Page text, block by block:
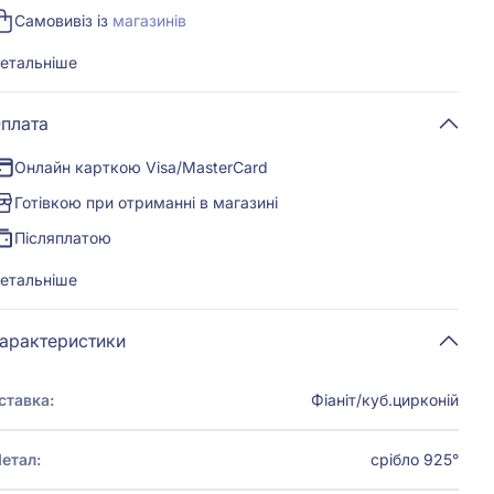
Самовивіз із магазинів
Онлайн карткою Visa/MasterCard
Готівкою при отриманні в магазині
Післяплатою
Фіаніт/куб.цирконій
срібло 925°